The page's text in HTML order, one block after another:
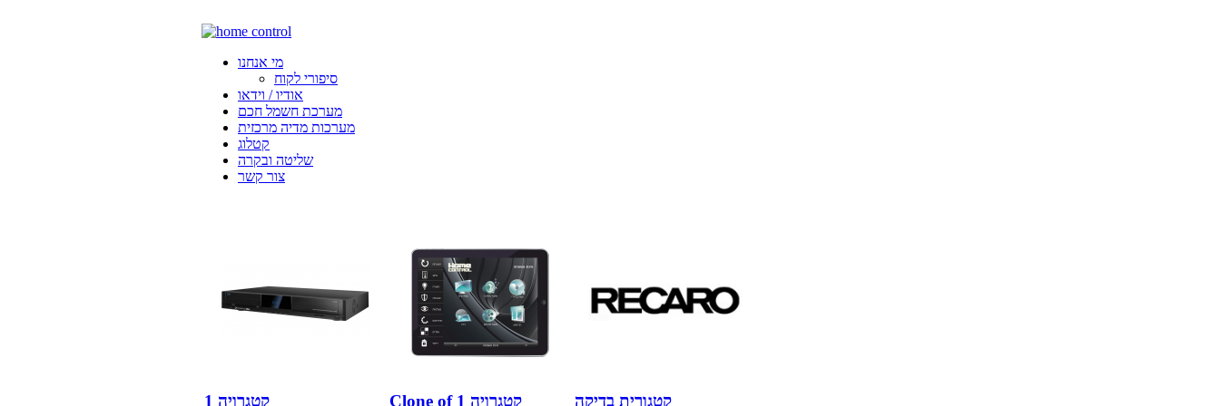
מי אנחנו
סיפורי לקוח
אודיו / וידאו
מערכת חשמל חכם
מערכות מדיה מרכזית
קטלוג
שליטה ובקרה
צור קשר
קטגרויה 1 Clone of קטגרויה 1 קטגורית בדיקה